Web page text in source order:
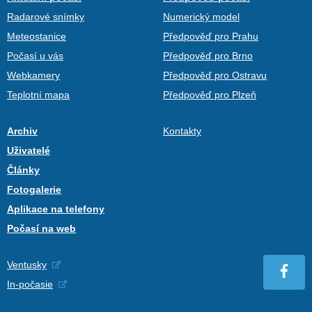
Radarové snímky
Meteostanice
Počasí u vás
Webkamery
Teplotní mapa
Numerický model
Předpověď pro Prahu
Předpověď pro Brno
Předpověď pro Ostravu
Předpověď pro Plzeň
Archiv
Uživatelé
Články
Fotogalerie
Aplikace na telefony
Počasí na web
Kontakty
Ventusky
In-počasie